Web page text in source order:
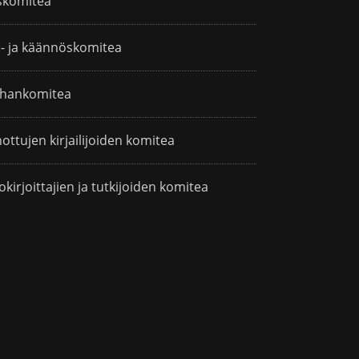
ja käännöskomitea
kirjailijoiden komitea
ja tutkijoiden komitea